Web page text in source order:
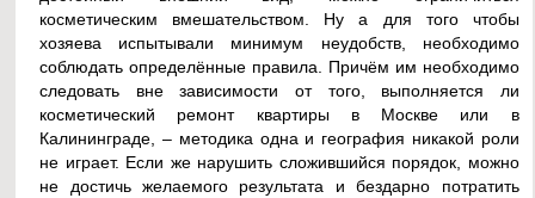
косметическим вмешательством. Ну а для того чтобы
хозяева испытывали минимум неудобств, необходимо
соблюдать определённые правила. Причём им необходимо
следовать вне зависимости от того, выполняется ли
косметический ремонт квартиры в Москве или в
Калининграде, – методика одна и география никакой роли
не играет. Если же нарушить сложившийся порядок, можно
не достичь желаемого результата и бездарно потратить